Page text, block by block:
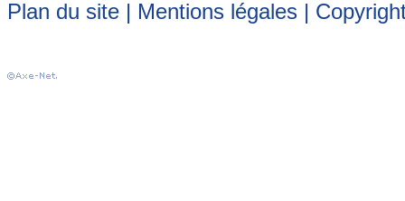
Plan du site | Mentions légales |